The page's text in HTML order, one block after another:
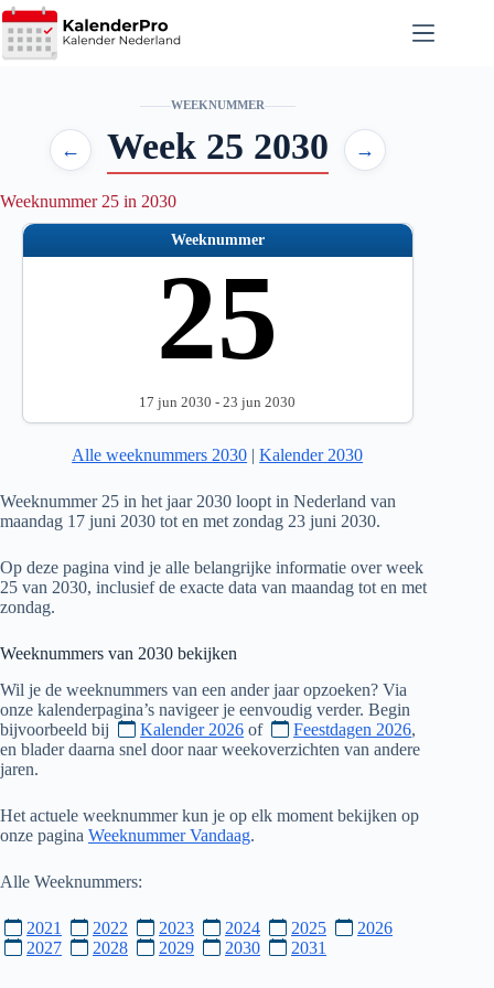
Ga
naar
de
WEEKNUMMER
← Week 25 2030 →
Weeknummer 25 in 2030
Weeknummer
25
17 jun 2030 - 23 jun 2030
Alle weeknummers 2030 |Kalender 2030
Weeknummer 25 in het jaar 2030 loopt in Nederland van
maandag 17 juni 2030 tot en met zondag 23 juni 2030.
Op deze pagina vind je alle belangrijke informatie over week
25 van 2030, inclusief de exacte data van maandag tot en met
zondag.
Weeknummers van 2030 bekijken
Wil je de weeknummers van een ander jaar opzoeken? Via
onze kalenderpagina’s navigeer je eenvoudig verder. Begin
bijvoorbeeld bij
Kalender 2026 of Feestdagen 2026,
en blader daarna snel door naar weekoverzichten van andere
jaren.
Het actuele weeknummer kun je op elk moment bekijken op
onze pagina Weeknummer Vandaag.
Alle Weeknummers:
2021 2022 2023 2024 2025
2026
2027
2028 2029 2030 2031